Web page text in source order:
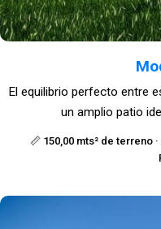
📏 150,00 mts² de terreno
El equilibrio perfecto entre
un amplio patio